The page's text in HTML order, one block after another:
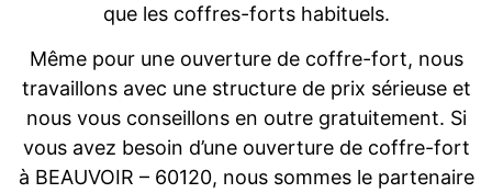
que les coffres-forts habituels.
Même pour une ouverture de coffre-fort, nous
travaillons avec une structure de prix sérieuse et
nous vous conseillons en outre gratuitement. Si
vous avez besoin d’une ouverture de coffre-fort
à BEAUVOIR – 60120, nous sommes le partenaire